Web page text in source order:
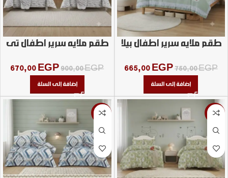
طقم ملايه سرير اطفال بيلا
750,00EGP
665,00 EGP
إضافة إلى السلة
طقم ملايه سرير اطفال تى
900,00EGP
670,00 EGP
إضافة إلى السلة
-32%
-32%